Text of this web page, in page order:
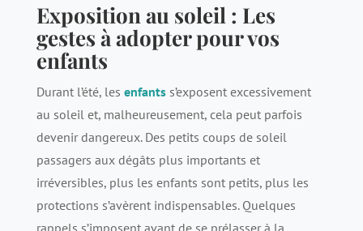
Exposition au soleil : Les
gestes à adopter pour vos
enfants
Durant l’été, les enfantss’exposent excessivement
au soleil et, malheureusement, cela peut parfois
devenir dangereux. Des petits coups de soleil
passagers aux dégâts plus importants et
irréversibles, plus les enfants sont petits, plus les
protections s’avèrent indispensables. Quelques
rappels s’imposent avant de se prélasser à la